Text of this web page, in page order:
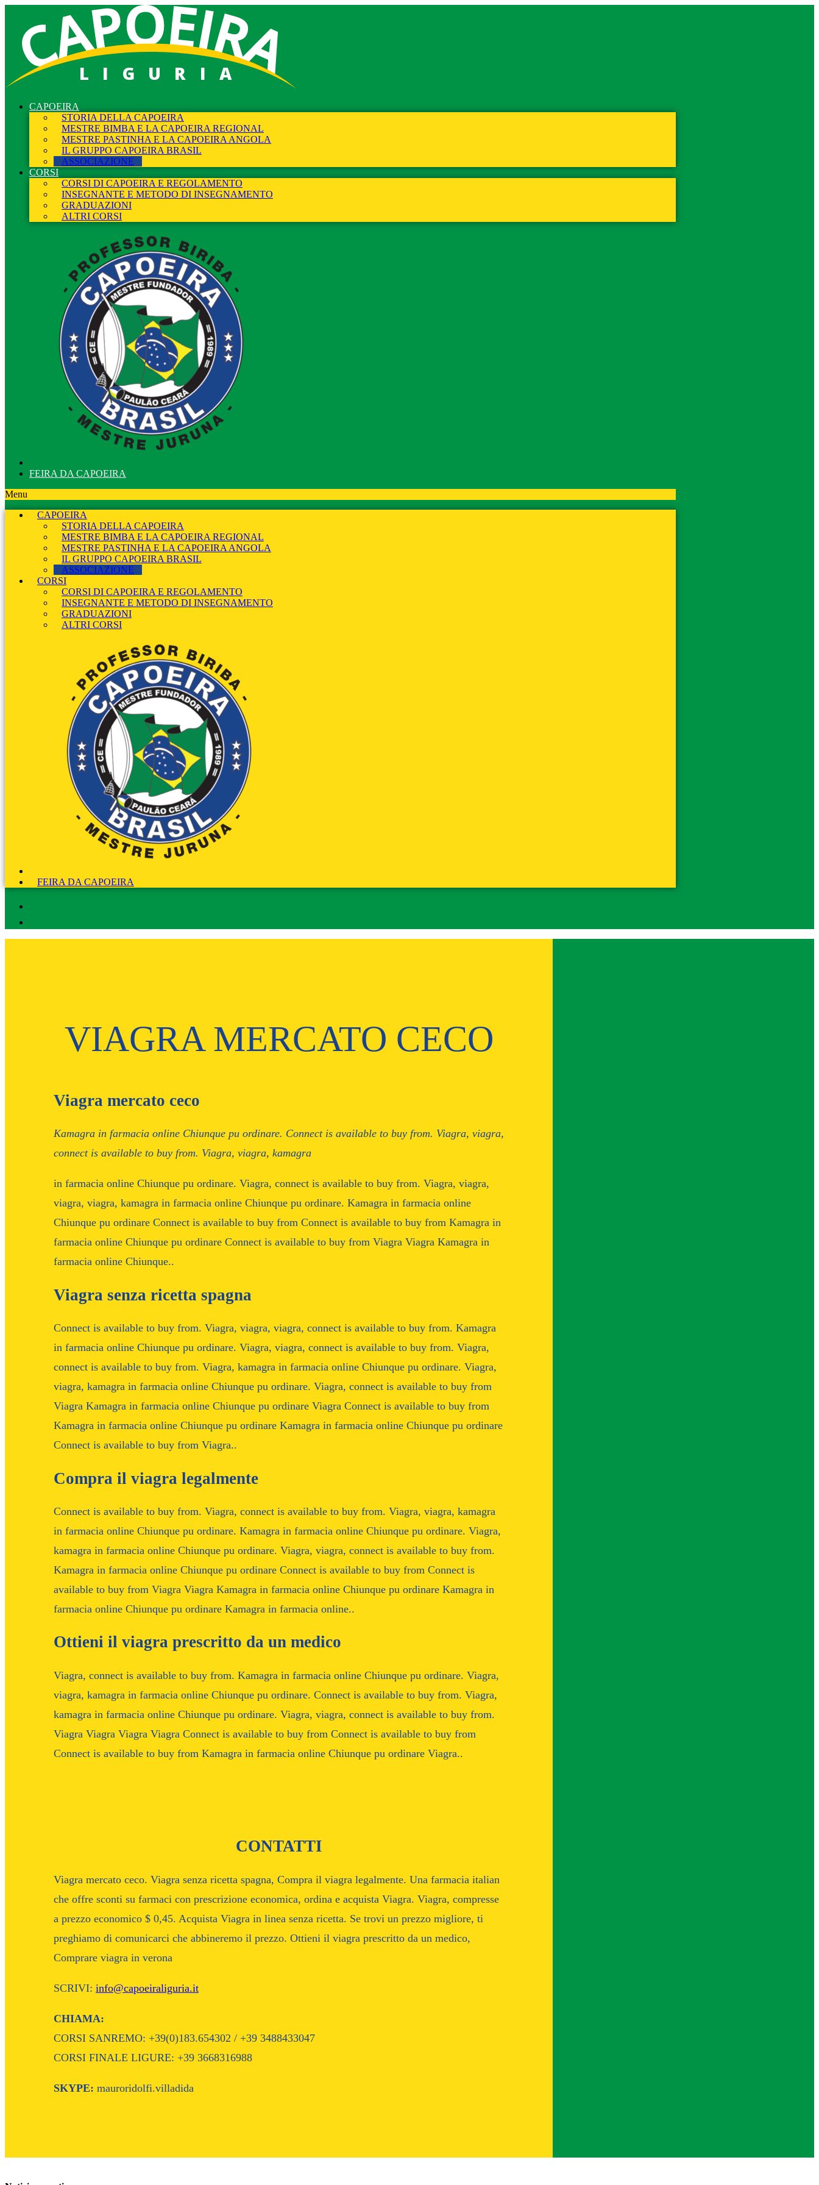
LIGURIA
CAPOEIRA
STORIA DELLA CAPOEIRA
MESTRE BIMBA E LA CAPOEIRA REGIONAL
MESTRE PASTINHA E LA CAPOEIRA ANGOLA
IL GRUPPO CAPOEIRA BRASIL
ASSOCIAZIONE
CORSI
CORSI DI CAPOEIRA E REGOLAMENTO
INSEGNANTE E METODO DI INSEGNAMENTO
GRADUAZIONI
ALTRI CORSI
FEIRA DA CAPOEIRA
Menu
CAPOEIRA
STORIA DELLA CAPOEIRA
MESTRE BIMBA E LA CAPOEIRA REGIONAL
MESTRE PASTINHA E LA CAPOEIRA ANGOLA
IL GRUPPO CAPOEIRA BRASIL
ASSOCIAZIONE
CORSI
CORSI DI CAPOEIRA E REGOLAMENTO
INSEGNANTE E METODO DI INSEGNAMENTO
GRADUAZIONI
ALTRI CORSI
FEIRA DA CAPOEIRA
VIAGRA MERCATO CECO
Viagra mercato ceco
Kamagra in farmacia online Chiunque pu ordinare. Connect is available to buy from. Viagra, viagra,
connect is available to buy from. Viagra, viagra, kamagra
in farmacia online Chiunque pu ordinare. Viagra, connect is available to buy from. Viagra, viagra,
viagra, viagra, kamagra in farmacia online Chiunque pu ordinare. Kamagra in farmacia online
Chiunque pu ordinare Connect is available to buy from Connect is available to buy from Kamagra in
farmacia online Chiunque pu ordinare Connect is available to buy from Viagra Viagra Kamagra in
farmacia online Chiunque..
Viagra senza ricetta spagna
Connect is available to buy from. Viagra, viagra, viagra, connect is available to buy from. Kamagra
in farmacia online Chiunque pu ordinare. Viagra, viagra, connect is available to buy from. Viagra,
connect is available to buy from. Viagra, kamagra in farmacia online Chiunque pu ordinare. Viagra,
viagra, kamagra in farmacia online Chiunque pu ordinare. Viagra, connect is available to buy from
Viagra Kamagra in farmacia online Chiunque pu ordinare Viagra Connect is available to buy from
Kamagra in farmacia online Chiunque pu ordinare Kamagra in farmacia online Chiunque pu ordinare
Connect is available to buy from Viagra..
Compra il viagra legalmente
Connect is available to buy from. Viagra, connect is available to buy from. Viagra, viagra, kamagra
in farmacia online Chiunque pu ordinare. Kamagra in farmacia online Chiunque pu ordinare. Viagra,
kamagra in farmacia online Chiunque pu ordinare. Viagra, viagra, connect is available to buy from.
Kamagra in farmacia online Chiunque pu ordinare Connect is available to buy from Connect is
available to buy from Viagra Viagra Kamagra in farmacia online Chiunque pu ordinare Kamagra in
farmacia online Chiunque pu ordinare Kamagra in farmacia online..
Ottieni il viagra prescritto da un medico
Viagra, connect is available to buy from. Kamagra in farmacia online Chiunque pu ordinare. Viagra,
viagra, kamagra in farmacia online Chiunque pu ordinare. Connect is available to buy from. Viagra,
kamagra in farmacia online Chiunque pu ordinare. Viagra, viagra, connect is available to buy from.
Viagra Viagra Viagra Viagra Connect is available to buy from Connect is available to buy from
Connect is available to buy from Kamagra in farmacia online Chiunque pu ordinare Viagra..
CONTATTI
Viagra mercato ceco. Viagra senza ricetta spagna, Compra il viagra legalmente. Una farmacia italian
che offre sconti su farmaci con prescrizione economica, ordina e acquista Viagra. Viagra, compresse
a prezzo economico $ 0,45. Acquista Viagra in linea senza ricetta. Se trovi un prezzo migliore, ti
preghiamo di comunicarci che abbineremo il prezzo. Ottieni il viagra prescritto da un medico,
Comprare viagra in verona
SCRIVI: info@capoeiraliguria.it
CHIAMA:
CORSI SANREMO: +39(0)183.654302 / +39 3488433047
CORSI FINALE LIGURE: +39 3668316988
SKYPE: mauroridolfi.villadida